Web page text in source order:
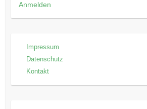
Anmelden
Impressum
Datenschutz
Kontakt